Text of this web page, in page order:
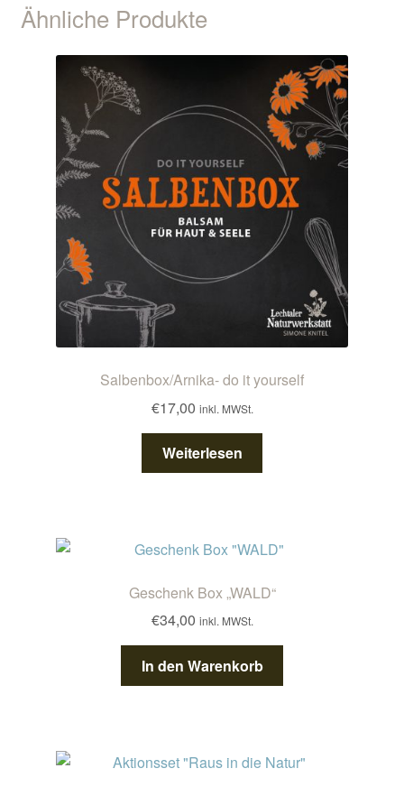
Ähnliche Produkte
Salbenbox/Arnika- do it yourself
€17,00 inkl. MWSt.
Weiterlesen
Geschenk Box „WALD“
€34,00 inkl. MWSt.
In den Warenkorb